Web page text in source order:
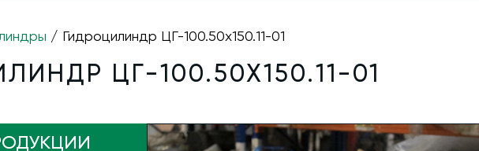
/ Гидроцилиндр ЦГ-100.50х150.11-01
ЦГ-100.50Х150.11-01